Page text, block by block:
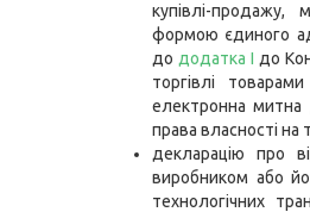
купівлі-продажу,
формою єдиного
до додатка I до
торгівлі
електронна митна
права власності на
декларацію про
виробником або
технологічних